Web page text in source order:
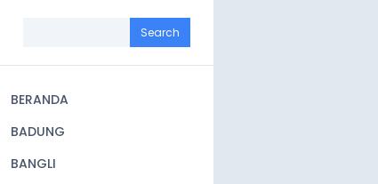
navigation
BERANDA
BADUNG
BANGLI